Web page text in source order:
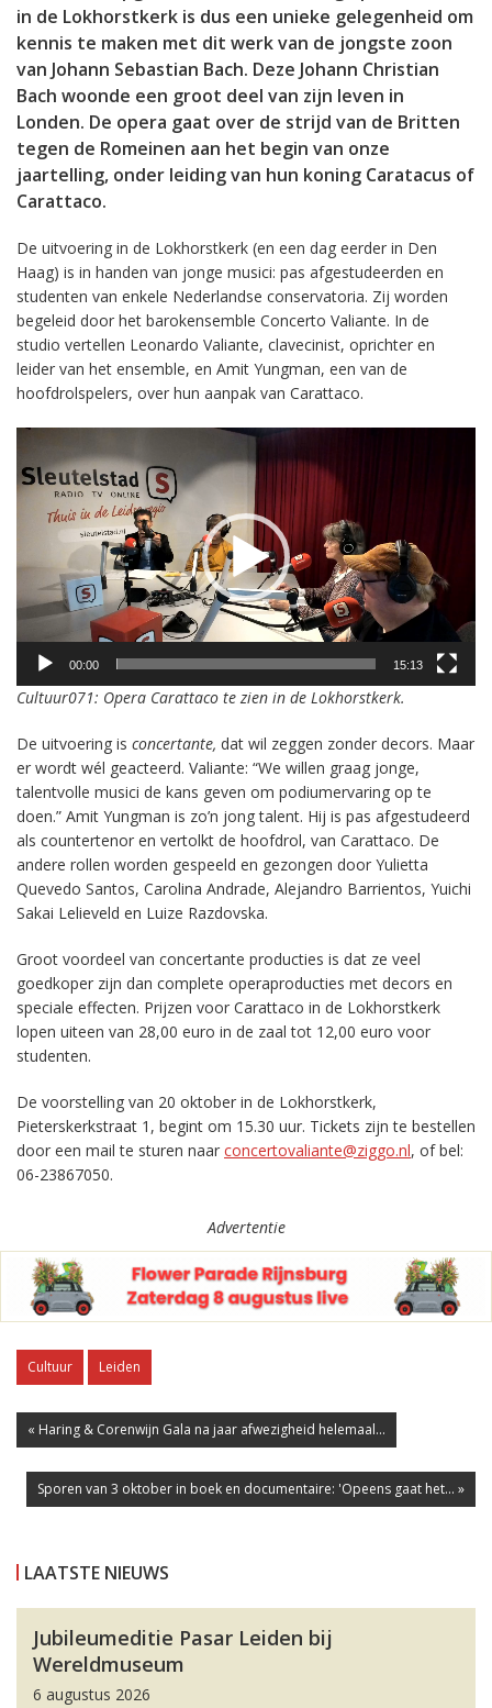
in de Lokhorstkerk is dus een unieke gelegenheid om
kennis te maken met dit werk van de jongste zoon
van Johann Sebastian Bach. Deze Johann Christian
Bach woonde een groot deel van zijn leven in
Londen. De opera gaat over de strijd van de Britten
tegen de Romeinen aan het begin van onze
jaartelling, onder leiding van hun koning Caratacus of
Carattaco.
De uitvoering in de Lokhorstkerk (en een dag eerder in Den
Haag) is in handen van jonge musici: pas afgestudeerden en
studenten van enkele Nederlandse conservatoria. Zij worden
begeleid door het barokensemble Concerto Valiante. In de
studio vertellen Leonardo Valiante, clavecinist, oprichter en
leider van het ensemble, en Amit Yungman, een van de
hoofdrolspelers, over hun aanpak van Carattaco.
00:00 15:13
Cultuur071: Opera Carattaco te zien in de Lokhorstkerk.
De uitvoering is concertante, dat wil zeggen zonder decors. Maar
er wordt wél geacteerd. Valiante: “We willen graag jonge,
talentvolle musici de kans geven om podiumervaring op te
doen.” Amit Yungman is zo’n jong talent. Hij is pas afgestudeerd
als countertenor en vertolkt de hoofdrol, van Carattaco. De
andere rollen worden gespeeld en gezongen door Yulietta
Quevedo Santos, Carolina Andrade, Alejandro Barrientos, Yuichi
Sakai Lelieveld en Luize Razdovska.
Groot voordeel van concertante producties is dat ze veel
goedkoper zijn dan complete operaproducties met decors en
speciale effecten. Prijzen voor Carattaco in de Lokhorstkerk
lopen uiteen van 28,00 euro in de zaal tot 12,00 euro voor
studenten.
De voorstelling van 20 oktober in de Lokhorstkerk,
Pieterskerkstraat 1, begint om 15.30 uur. Tickets zijn te bestellen
door een mail te sturen naar concertovaliante@ziggo.nl, of bel:
06-23867050.
Advertentie
Cultuur Leiden
« Haring & Corenwijn Gala na jaar afwezigheid helemaal...
Sporen van 3 oktober in boek en documentaire: 'Opeens gaat het... »
LAATSTE NIEUWS
Jubileumeditie Pasar Leiden bij
Wereldmuseum
6 augustus 2026